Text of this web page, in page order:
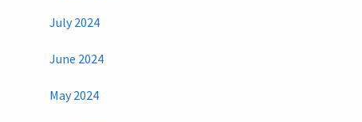
July 2024
June 2024
May 2024